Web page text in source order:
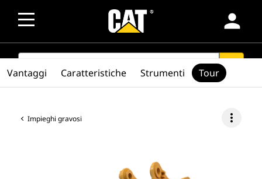
person
SEARCH search
Impieghi gravosi more_vert
Vantaggi Caratteristiche Strumenti Tour